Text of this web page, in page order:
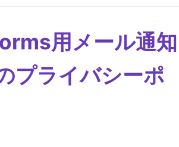
用メール通知
プライバシーポ